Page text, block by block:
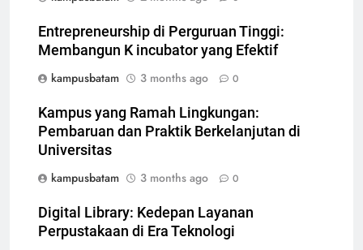
Entrepreneurship di Perguruan Tinggi:
Membangun K incubator yang Efektif
kampusbatam
3 months ago 0
Kampus yang Ramah Lingkungan:
Pembaruan dan Praktik Berkelanjutan di
Universitas
kampusbatam
3 months ago 0
Digital Library: Kedepan Layanan
Perpustakaan di Era Teknologi